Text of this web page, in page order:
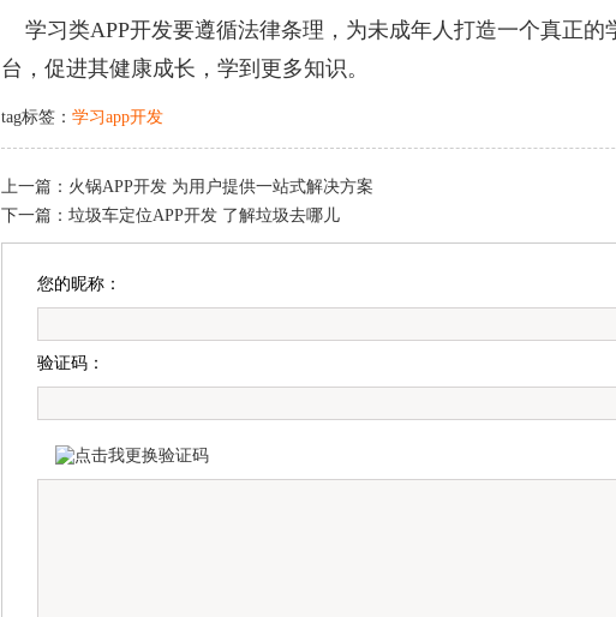
学习类APP开发要遵循法律条理，为未成年人打造一个真正的
台，促进其健康成长，学到更多知识。
tag标签： 学习app开发
上一篇： 火锅APP开发 为用户提供一站式解决方案
下一篇： 垃圾车定位APP开发 了解垃圾去哪儿
您的昵称：
验证码：